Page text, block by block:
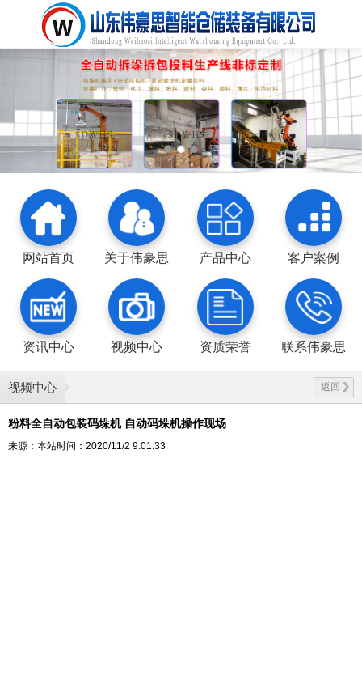
网站首页 关于伟豪思 产品中心 客户案例
资讯中心 视频中心 资质荣誉 联系伟豪思
视频中心 返回
粉料全自动包装码垛机 自动码垛机操作现场
来源：本站时间：2020/11/2 9:01:33